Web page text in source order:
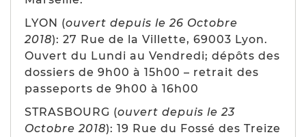
LYON (ouvert depuis le 26 Octobre
2018): 27 Rue de la Villette, 69003 Lyon.
Ouvert du Lundi au Vendredi; dépôts des
dossiers de 9h00 à 15h00 – retrait des
passeports de 9h00 à 16h00
STRASBOURG (ouvert depuis le 23
Octobre 2018): 19 Rue du Fossé des Treize